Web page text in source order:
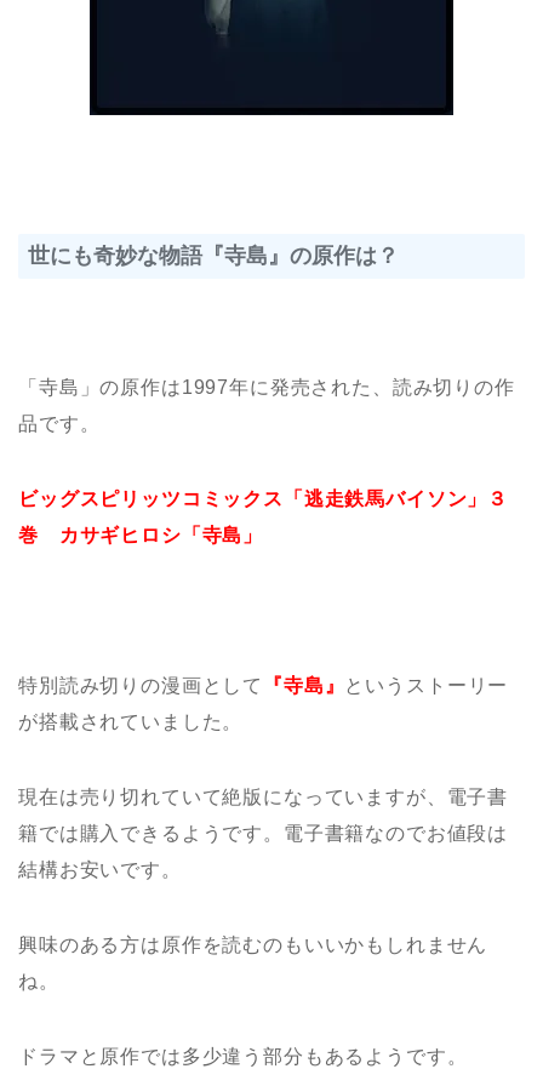
世にも奇妙な物語『寺島』の原作は？
「寺島」の原作は1997年に発売された、読み切りの作
品です。
ビッグスピリッツコミックス「逃走鉄馬バイソン」３
巻 カサギヒロシ「寺島」
特別読み切りの漫画として 『寺島』
というストーリー
が搭載されていました。
現在は売り切れていて絶版になっていますが、電子書
籍では購入できるようです。 電子書籍なのでお値段は
結構お安いです。
興味のある方は原作を読むのもいいかもしれません
ね。
ドラマと原作では多少違う部分もあるようです。